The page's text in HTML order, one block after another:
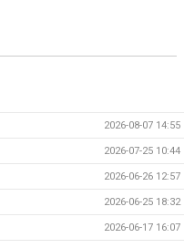
2026-08-07 14:55
2026-07-25 10:44
2026-06-26 12:57
2026-06-25 18:32
2026-06-17 16:07